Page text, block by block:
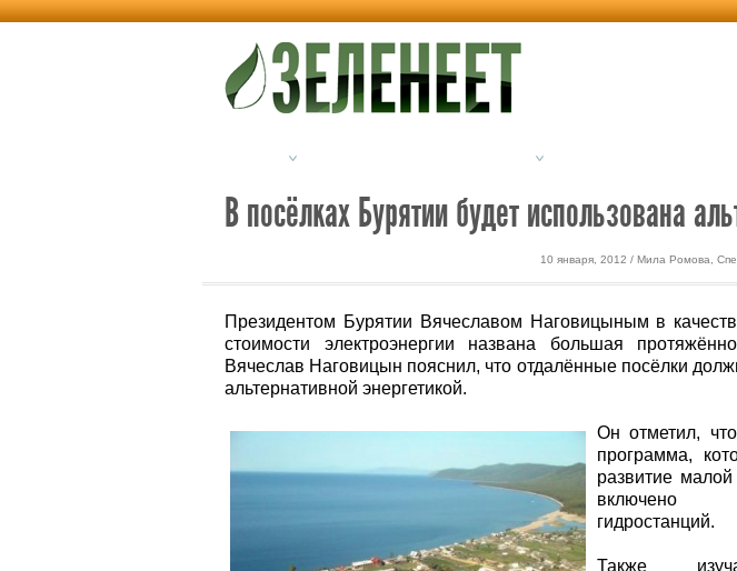
В посёлках Бурятии будет использована
10 января, 2012 / Мила Ромова,
Президентом Бурятии Вячеславом Наговицыным в
стоимости электроэнергии названа большая
Вячеслав Наговицын пояснил, что отдалённые посёлки
альтернативной энергетикой.
Он отметил,
программа,
развитие
включено
гидростанций.
Также